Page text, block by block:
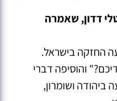
דדון, שאמרה
החזקה בישראל.
והוסיפה דברי
ביהודה ושומרון,